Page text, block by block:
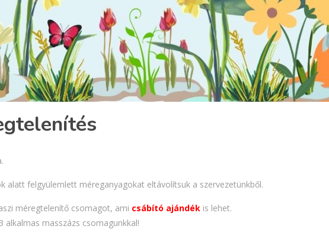
alatt felgyülemlett méreganyagokat eltávolítsuk a szervezetünkből.
méregtelenítő csomagot, ami csábító ajándék is lehet.
alkalmas masszázs csomagunkkal!